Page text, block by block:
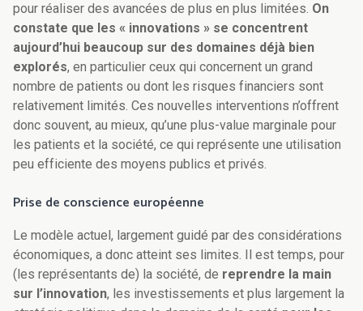
pour réaliser des avancées de plus en plus limitées. On
constate que les « innovations » se concentrent
aujourd’hui beaucoup sur des domaines déjà bien
explorés, en particulier ceux qui concernent un grand
nombre de patients ou dont les risques financiers sont
relativement limités. Ces nouvelles interventions n’offrent
donc souvent, au mieux, qu’une plus-value marginale pour
les patients et la société, ce qui représente une utilisation
peu efficiente des moyens publics et privés.
Prise de conscience européenne
Le modèle actuel, largement guidé par des considérations
économiques, a donc atteint ses limites. Il est temps, pour
(les représentants de) la société, de reprendre la main
sur l’innovation, les investissements et plus largement la